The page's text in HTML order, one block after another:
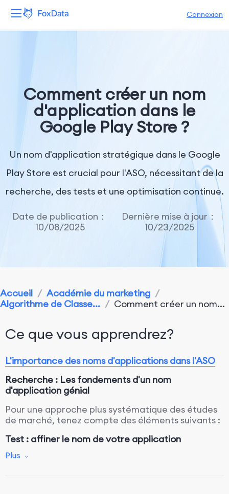
Connexion
Solutions
Ressources
Tarifs
Entreprise
Comment créer un nom
d'application dans le
Google Play Store ?
Un nom d'application stratégique dans le Google
Play Store est crucial pour l'ASO, nécessitant de la
recherche, des tests et une optimisation continue.
Date de publication：
10/08/2025
Dernière mise à jour：
10/23/2025
Accueil / Académie du marketing /
Algorithme de Classe... / Comment créer un nom...
Ce que vous apprendrez?
L'importance des noms d'applications dans l'ASO
Recherche : Les fondements d'un nom
d'application génial
Pour une approche plus systématique des études
de marché, tenez compte des éléments suivants :
Test : affiner le nom de votre application
Mise en œuvre : donner vie au nom de votre
Plus